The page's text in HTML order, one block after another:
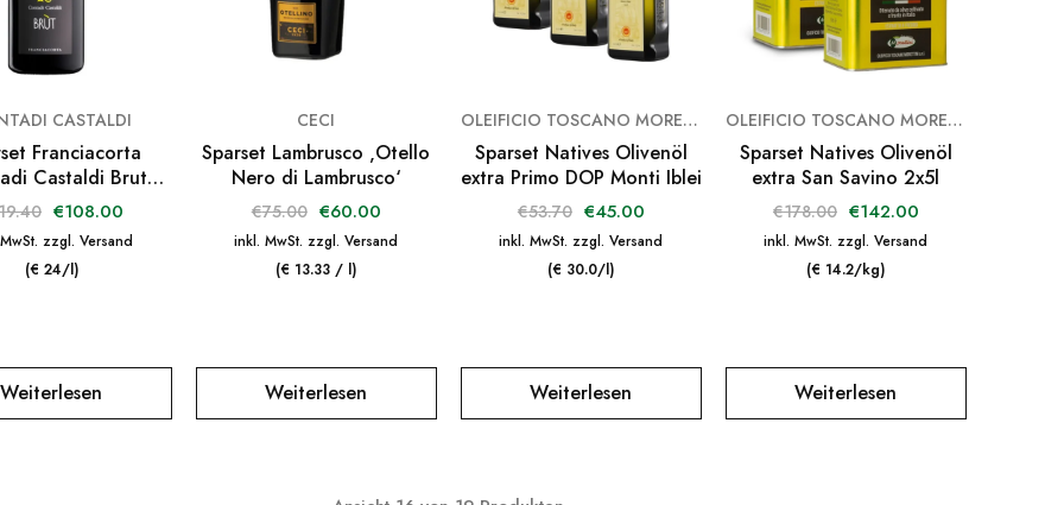
CASTALDI
Franciacorta
Castaldi Brut
DOCG
€108.00
zzgl. Versand
(€ 24/l)
Weiterlesen
CECI
Sparset Lambrusco ‚Otello
Nero di Lambrusco‘
€75.00 €60.00
inkl. MwSt. zzgl. Versand
(€ 13.33 / l)
Weiterlesen
OLEIFICIO TOSCANO MORETTINI
Sparset Natives Olivenöl
extra Primo DOP Monti Iblei
€53.70 €45.00
inkl. MwSt. zzgl. Versand
(€ 30.0/l)
Weiterlesen
OLEIFICIO TOSCANO MORETTINI
Sparset Natives Olivenöl
extra San Savino 2x5l
€178.00 €142.00
inkl. MwSt. zzgl. Versand
(€ 14.2/kg)
Weiterlesen